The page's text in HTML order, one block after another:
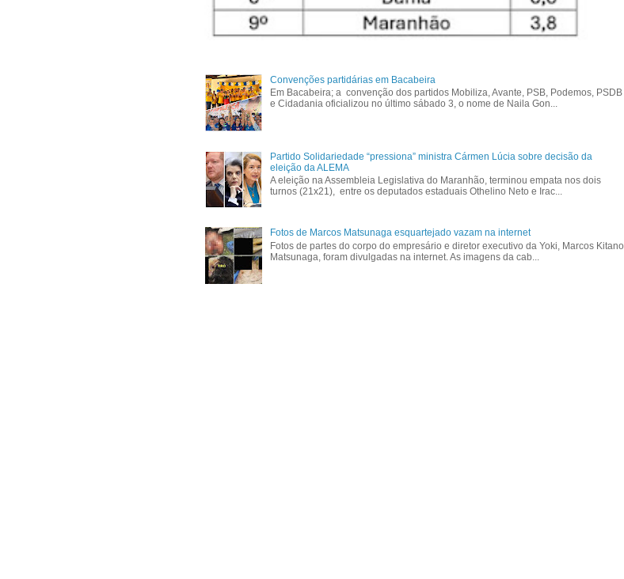
Convenções partidárias em Bacabeira
Em Bacabeira; a convenção dos partidos Mobiliza, Avante, PSB, Podemos, PSDB
e Cidadania oficializou no último sábado 3, o nome de Naila Gon...
Partido Solidariedade “pressiona” ministra Cármen Lúcia sobre decisão da
eleição da ALEMA
A eleição na Assembleia Legislativa do Maranhão, terminou empata nos dois
turnos (21x21), entre os deputados estaduais Othelino Neto e Irac...
Fotos de Marcos Matsunaga esquartejado vazam na internet
Fotos de partes do corpo do empresário e diretor executivo da Yoki, Marcos Kitano
Matsunaga, foram divulgadas na internet. As imagens da cab...